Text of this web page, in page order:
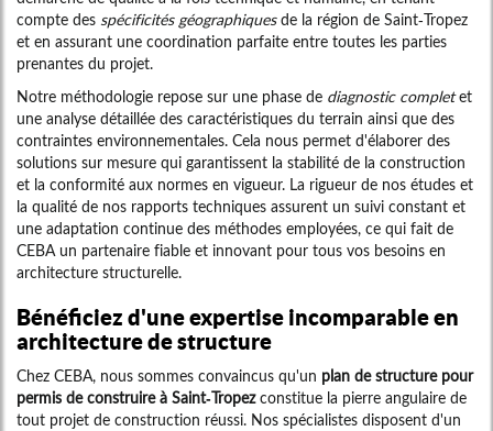
compte des spécificités géographiquesde la région de Saint-Tropez
et en assurant une coordination parfaite entre toutes les parties
prenantes du projet.
Notre méthodologie repose sur une phase de diagnostic completet
une analyse détaillée des caractéristiques du terrain ainsi que des
contraintes environnementales. Cela nous permet d'élaborer des
solutions sur mesure qui garantissent la stabilité de la construction
et la conformité aux normes en vigueur. La rigueur de nos études et
la qualité de nos rapports techniques assurent un suivi constant et
une adaptation continue des méthodes employées, ce qui fait de
CEBA un partenaire fiable et innovant pour tous vos besoins en
architecture structurelle.
Bénéficiez d'une expertise incomparable en
architecture de structure
Chez CEBA, nous sommes convaincus qu'un plan de structure pour
permis de construire à Saint-Tropezconstitue la pierre angulaire de
tout projet de construction réussi. Nos spécialistes disposent d'un